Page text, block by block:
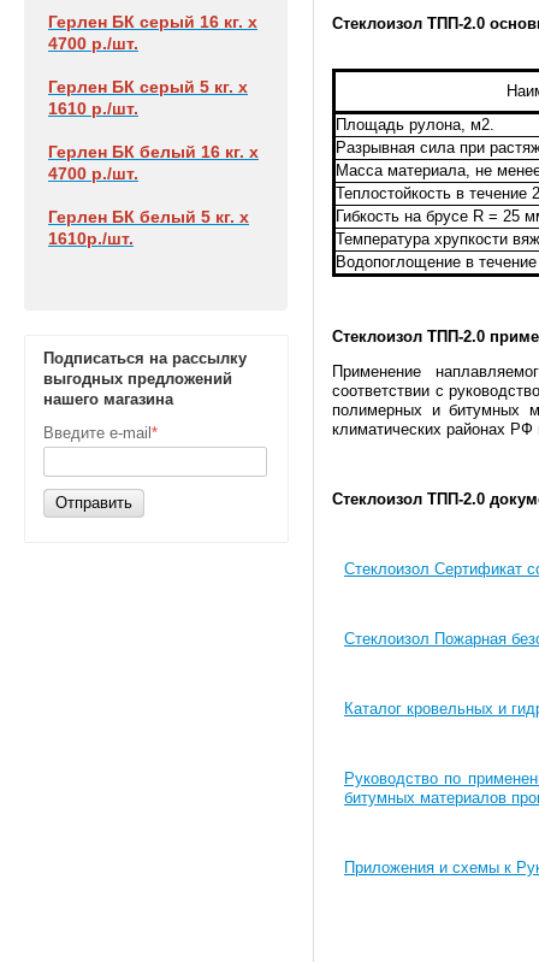
Герлен БК серый 16 кг. х
4700 р./шт.
Герлен БК серый 5 кг. х
1610 р./шт.
Герлен БК белый 16 кг. х
4700 р./шт.
Герлен БК белый 5 кг. х
1610р./шт.
Подписаться на рассылку
выгодных предложений
нашего магазина
Введите e-mail *
Отправить
Стеклоизол ТПП-2.0
Площадь рулона, м2.
Разрывная сила при
Масса материала, не
Теплостойкость в
Гибкость на брусе R = 25
Температура хрупкости
Водопоглощение в
Стеклоизол ТПП-2.0 п
Применение
соответствии с
полимерных и битумных
климатических районах РФ
Стеклоизол ТПП-2.0
Стеклоизол Сертификат
Стеклоизол Пожарная
Каталог кровельных и
Руководство по
битумных материалов
Приложения и схемы к